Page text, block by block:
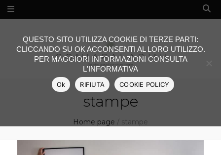
stampe
Home page / stampe
QUESTO SITO UTILIZZA COOKIE DI TERZE PARTI:
CLICCANDO SU OK ACCONSENTI AL LORO UTILIZZO.
PER MAGGIORI INFORMAZIONI CONSULTA
L'INFORMATIVA
Ok RIFIUTA COOKIE POLICY